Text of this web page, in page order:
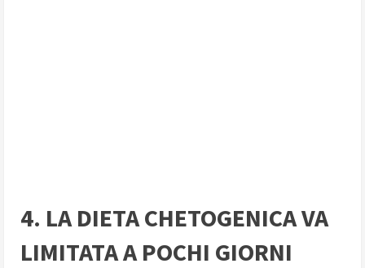
4. LA DIETA CHETOGENICA VA
LIMITATA A POCHI GIORNI